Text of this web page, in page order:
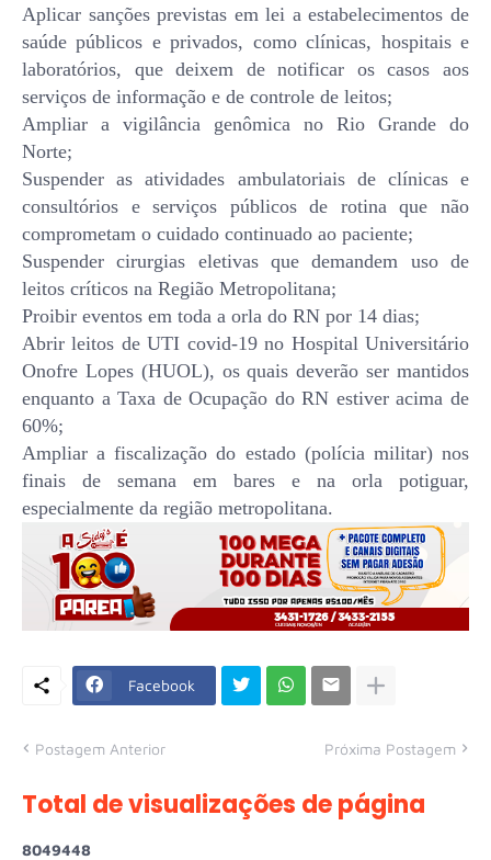
Aplicar sanções previstas em lei a estabelecimentos de
saúde públicos e privados, como clínicas, hospitais e
laboratórios, que deixem de notificar os casos aos
serviços de informação e de controle de leitos;
Ampliar a vigilância genômica no Rio Grande do
Norte;
Suspender as atividades ambulatoriais de clínicas e
consultórios e serviços públicos de rotina que não
comprometam o cuidado continuado ao paciente;
Suspender cirurgias eletivas que demandem uso de
leitos críticos na Região Metropolitana;
Proibir eventos em toda a orla do RN por 14 dias;
Abrir leitos de UTI covid-19 no Hospital Universitário
Onofre Lopes (HUOL), os quais deverão ser mantidos
enquanto a Taxa de Ocupação do RN estiver acima de
60%;
Ampliar a fiscalização do estado (polícia militar) nos
finais de semana em bares e na orla potiguar,
especialmente da região metropolitana.
Facebook
Postagem Anterior Próxima Postagem
Total de visualizações de página
8049448